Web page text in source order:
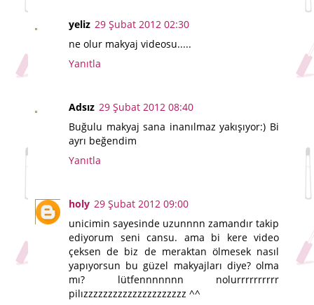
yeliz 29 Şubat 2012 02:30
ne olur makyaj videosu.....
Yanıtla
Adsız 29 Şubat 2012 08:40
Buğulu makyaj sana inanılmaz yakışıyor:) Bi
ayrı beğendim
Yanıtla
holy 29 Şubat 2012 09:00
unicimin sayesinde uzunnnn zamandır takip
ediyorum seni cansu. ama bi kere video
çeksen de biz de meraktan ölmesek nasıl
yapıyorsun bu güzel makyajları diye? olma
mı? lütfennnnnnn nolurrrrrrrrrr
pilızzzzzzzzzzzzzzzzzzzzz ^^